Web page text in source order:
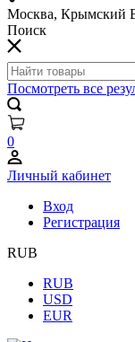
Москва, Крымский
Поиск
Посмотреть все
0
Личный кабинет
Вход
Регистрация
RUB
RUB
USD
EUR